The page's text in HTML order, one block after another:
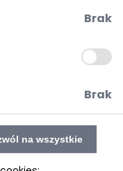
Brak
Brak
na wszystkie